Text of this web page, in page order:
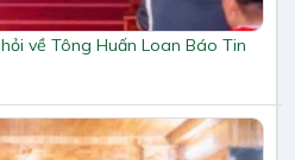
về Tông Huấn Loan Báo Tin